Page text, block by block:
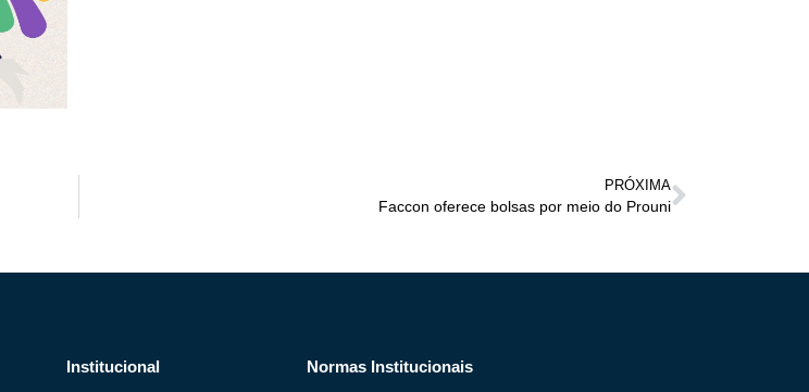
PRÓXIMA
Faccon oferece bolsas por meio do Prouni
Institucional
Normas Institucionais